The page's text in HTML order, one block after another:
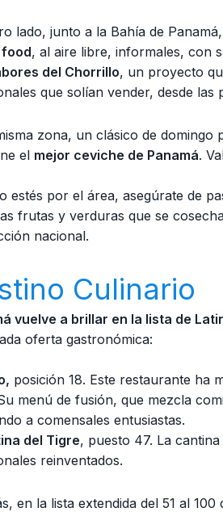
lado, junto a la Bahía de
, al aire libre, informales, con
del Chorrillo, un proyecto
que solían vender, desde
zona, un clásico de domingo
el mejor ceviche de Panamá.
estés por el área, asegúrate de
frutas y verduras que se
nacional.
Culinario
vuelve a brillar en la lista de
oferta gastronómica:
posición 18. Este restaurante ha
menú de fusión, que mezcla
a comensales entusiastas.
del Tigre, puesto 47. La
reinventados.
en la lista extendida del 51 al 100